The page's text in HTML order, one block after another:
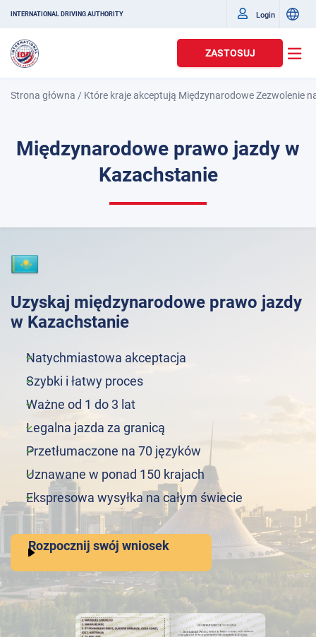
INTERNATIONAL DRIVING AUTHORITY Login
ZASTOSUJ
Strona główna / Które kraje akceptują Międzynarodowe Zezwolenie
Międzynarodowe prawo jazdy w
Kazachstanie
Uzyskaj międzynarodowe prawo jazdy
w Kazachstanie
Natychmiastowa akceptacja
Szybki i łatwy proces
Ważne od 1 do 3 lat
Legalna jazda za granicą
Przetłumaczone na 70 języków
Uznawane w ponad 150 krajach
Ekspresowa wysyłka na całym świecie
Rozpocznij swój wniosek